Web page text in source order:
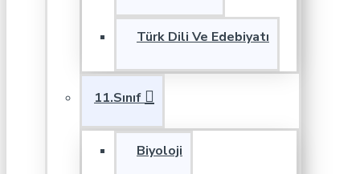
Türk Dili Ve Edebiyatı
11.Sınıf
Biyoloji